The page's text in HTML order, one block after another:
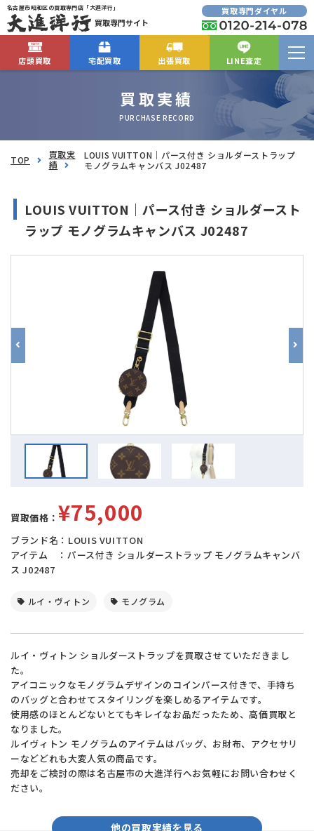
名古屋市昭和区の買取専門店「大進洋行」
買取専門サイト
買取専門ダイヤル
店頭買取 宅配買取 出張買取 LINE査定
買取実績
PURCHASE RECORD
TOP
買取実
績
LOUIS VUITTON｜パース付き ショルダーストラップ
モノグラムキャンバス J02487
LOUIS VUITTON｜パース付き ショルダースト
ラップ モノグラムキャンバス J02487
買取価格： ¥75,000
ブランド名：LOUIS VUITTON
アイテム ：パース付き ショルダーストラップ モノグラムキャンバ
ス J02487
ルイ・ヴィトン モノグラム
ルイ・ヴィトン ショルダーストラップを買取させていただきまし
た。
アイコニックなモノグラムデザインのコインパース付きで、手持ち
のバッグと合わせてスタイリングを楽しめるアイテムです。
使用感のほとんどないとてもキレイなお品だったため、高価買取と
なりました。
ルイヴィトン モノグラムのアイテムはバッグ、お財布、アクセサリ
ーなどどれも大変人気の商品です。
売却をご検討の際は名古屋市の大進洋行へお気軽にお問い合わせく
ださい。
他の買取実績を見る